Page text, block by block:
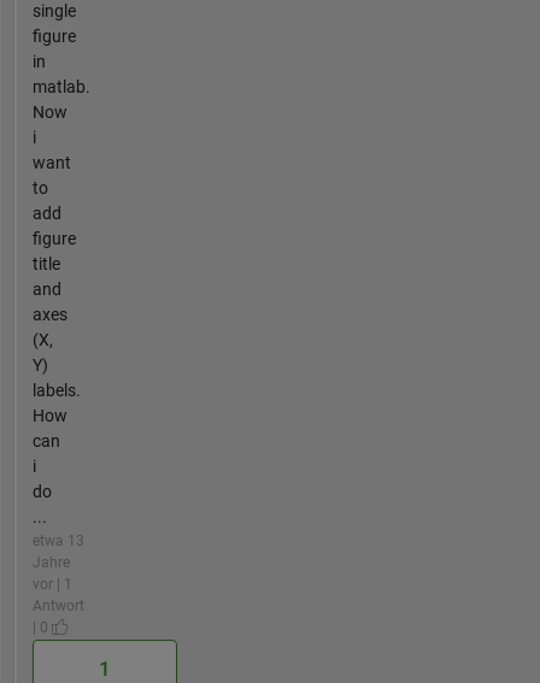
single
figure
in
matlab.
Now
i
want
to
add
figure
title
and
axes
(X,
Y)
labels.
How
can
i
do
...
etwa 13
Jahre
vor | 1
Antwort
| 0
1